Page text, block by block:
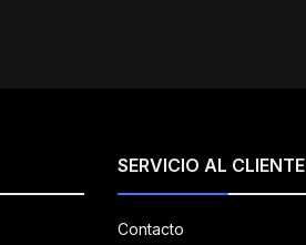
SERVICIO AL CLIENTE
Contacto